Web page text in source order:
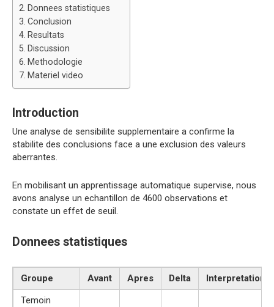
Donnees statistiques
Conclusion
Resultats
Discussion
Methodologie
Materiel video
Introduction
Une analyse de sensibilite supplementaire a confirme la
stabilite des conclusions face a une exclusion des valeurs
aberrantes.
En mobilisant un apprentissage automatique supervise, nous
avons analyse un echantillon de 4600 observations et
constate un effet de seuil.
Donnees statistiques
Groupe Avant Apres Delta
Interpretation
Temoin